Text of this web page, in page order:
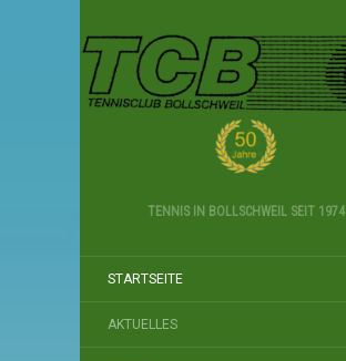
TENNIS IN BOLLSCHWEIL SEIT 1974
STARTSEITE
AKTUELLES